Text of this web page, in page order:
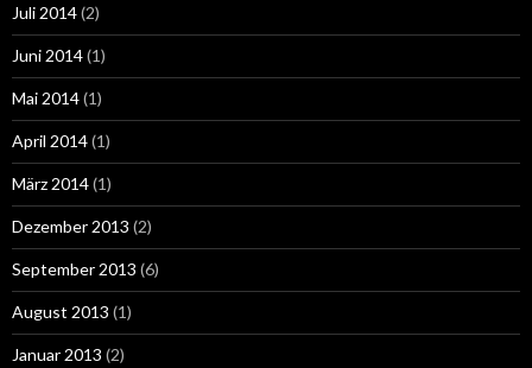
Juli 2014(2)
Juni 2014(1)
Mai 2014(1)
April 2014(1)
März 2014(1)
Dezember 2013 (2)
September 2013 (6)
August 2013 (1)
Januar 2013 (2)